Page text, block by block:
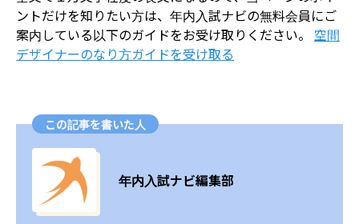
ントだけを知りたい方は、年内入試ナビの無料会員にご
案内している以下のガイドをお受け取りください。 空間
デザイナーのなり方ガイドを受け取る
この記事を書いた人
年内入試ナビ編集部